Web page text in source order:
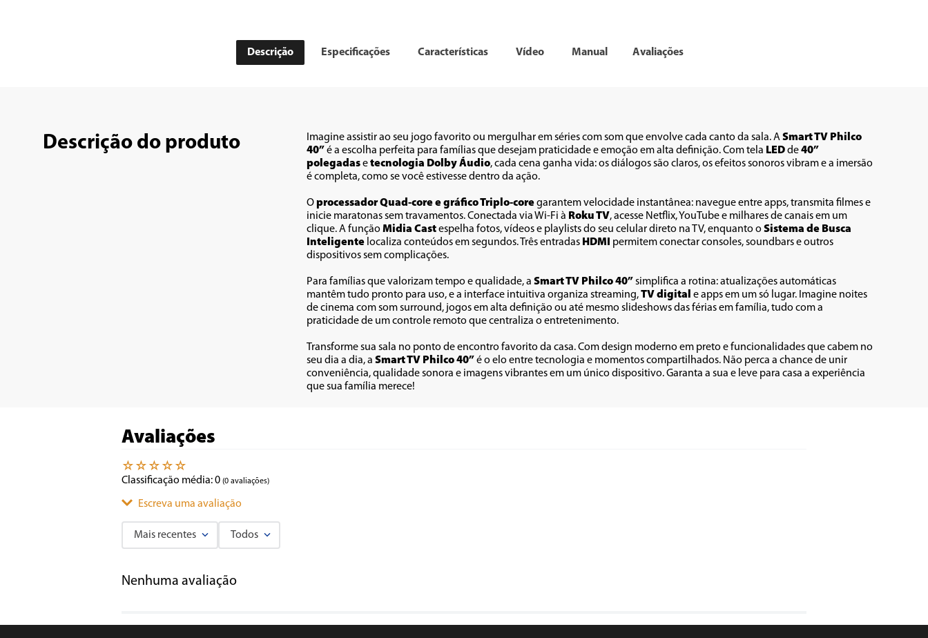
Descrição Especificações Características Vídeo Manual Avaliações
Descrição do produto Imagine assistir ao seu jogo favorito ou mergulhar em séries com som que envolve cada canto da sala. A Smart TV Philco
40” é a escolha perfeita para famílias que desejam praticidade e emoção em alta definição. Com tela LED de 40”
polegadas e tecnologia Dolby Áudio, cada cena ganha vida: os diálogos são claros, os efeitos sonoros vibram e a imersão
é completa, como se você estivesse dentro da ação.
O processador Quad-core e gráfico Triplo-core garantem velocidade instantânea: navegue entre apps, transmita filmes e
inicie maratonas sem travamentos. Conectada via Wi-Fi à Roku TV, acesse Netflix, YouTube e milhares de canais em um
clique. A função Midia Cast espelha fotos, vídeos e playlists do seu celular direto na TV, enquanto o Sistema de Busca
Inteligente localiza conteúdos em segundos. Três entradas HDMI
permitem conectar consoles, soundbars e outros
dispositivos sem complicações.
Para famílias que valorizam tempo e qualidade, a Smart TV Philco 40” simplifica a rotina: atualizações automáticas
mantêm tudo pronto para uso, e a interface intuitiva organiza streaming, TV digital e apps em um só lugar. Imagine noites
de cinema com som surround, jogos em alta definição ou até mesmo slideshows das férias em família, tudo com a
praticidade de um controle remoto que centraliza o entretenimento.
Transforme sua sala no ponto de encontro favorito da casa. Com design moderno em preto e funcionalidades que cabem no
seu dia a dia, a Smart TV Philco 40” é o elo entre tecnologia e momentos compartilhados. Não perca a chance de unir
conveniência, qualidade sonora e imagens vibrantes em um único dispositivo. Garanta a sua e leve para casa a experiência
que sua família merece!
Avaliações
☆ ☆ ☆ ☆ ☆
Classificação média: 0 (0 avaliações)
Escreva uma avaliação
Título
Mais recentes Todos
Nenhuma avaliação